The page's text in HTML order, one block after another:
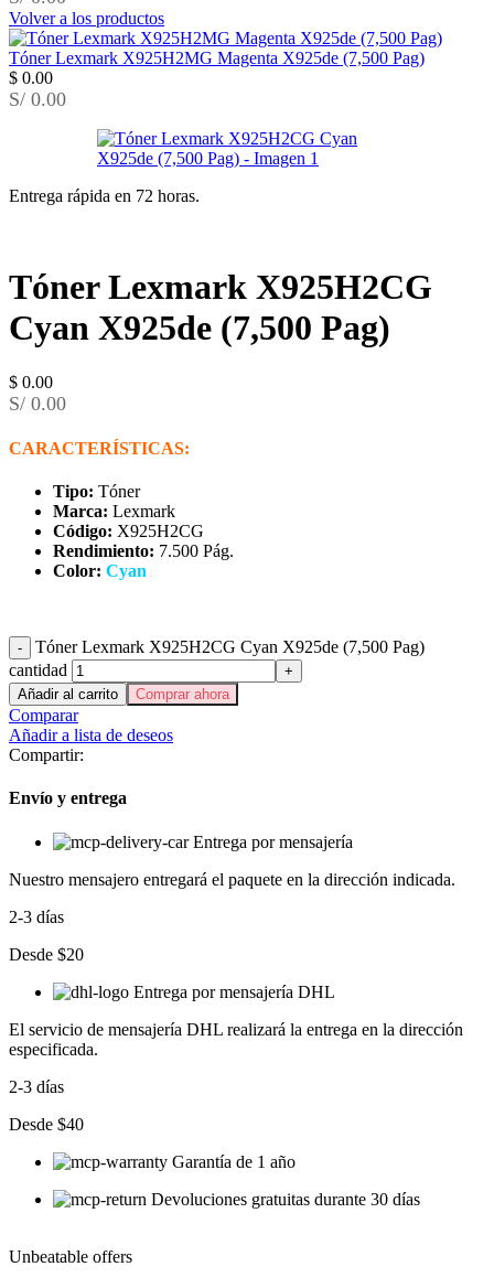
Volver a los productos
Tóner Lexmark X925H2MG Magenta X925de (7,500 Pag)
$ 0.00
S/ 0.00
Entrega rápida en 72 horas.
Tóner Lexmark X925H2CG
Cyan X925de (7,500 Pag)
$ 0.00
S/ 0.00
CARACTERÍSTICAS:
Tipo: Tóner
Marca: Lexmark
Código: X925H2CG
Rendimiento: 7.500 Pág.
Color: Cyan
Tóner Lexmark X925H2CG Cyan X925de (7,500 Pag)
cantidad
Añadir al carrito Comprar ahora
Comparar
Añadir a lista de deseos
Compartir:
Envío y entrega
Entrega por mensajería
Nuestro mensajero entregará el paquete en la dirección indicada.
2-3 días
Desde $20
Entrega por mensajería DHL
El servicio de mensajería DHL realizará la entrega en la dirección
especificada.
2-3 días
Desde $40
Garantía de 1 año
Devoluciones gratuitas durante 30 días
Unbeatable offers